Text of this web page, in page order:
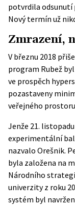
potvrdila odsunutí
Nový termín už
Zmrazení,
V březnu 2018
program Rubež
ve prospěch
pozastaveny
veřejného
Jenže 21.
experimentální
nazvalo Orešnik.
byla založena na
Národního
univerzity z roku
systém byl